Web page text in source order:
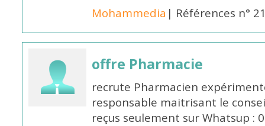
Mohammedia | Références n°
offre Pharmacie
recrute Pharmacien
responsable maitrisant le
reçus seulement sur Whatsup :